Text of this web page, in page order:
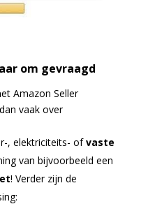
om gevraagd
Amazon Seller
vaak over
, elektriciteits- ofvaste
van bijvoorbeeld een
! Verder zijn de